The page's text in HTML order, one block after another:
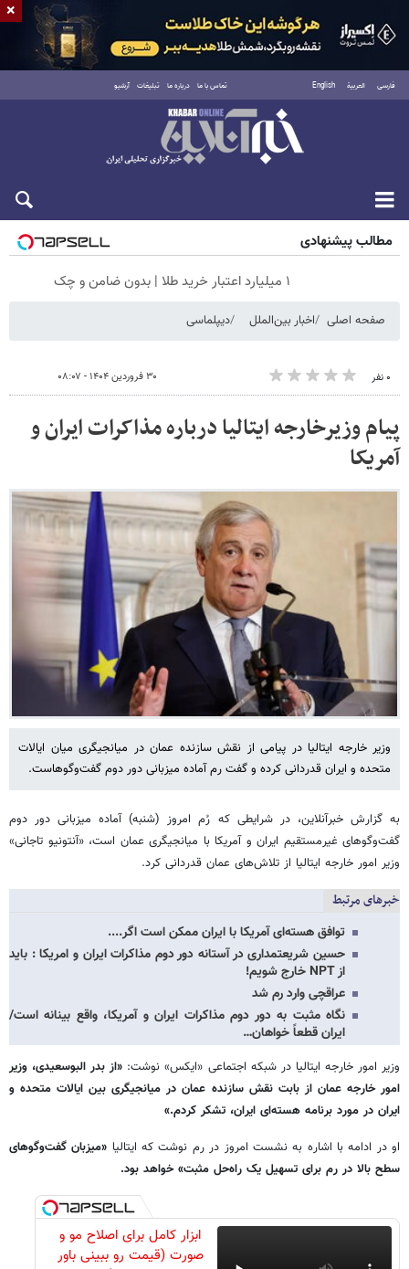
فارسی العربية English تماس با ما درباره ما تبلیغات آرشیو
جمعه ۱۶ مرداد ۱۴۰۵
مطالب پیشنهادی
۱ میلیارد اعتبار خرید طلا | بدون ضامن و چک
صفحه اصلی اخبار بین‌الملل دیپلماسی
۰ نفر ۳۰ فروردین ۱۴۰۴ - ۰۸:۰۷
پیام وزیرخارجه ایتالیا درباره مذاکرات ایران و
آمریکا
وزیر خارجه ایتالیا در پیامی از نقش سازنده عمان در میانجیگری میان ایالات
متحده و ایران قدردانی کرده و گفت رم آماده میزبانی دور دوم گفت‌وگوهاست.
به گزارش خبرآنلاین، در شرایطی که رُم امروز (شنبه) آماده میزبانی دور دوم
گفت‌وگوهای غیرمستقیم ایران و آمریکا با میانجیگری عمان است، «آنتونیو تاجانی»
وزیر امور خارجه ایتالیا از تلاش‌های عمان قدردانی کرد.
خبرهای مرتبط
توافق هسته‌ای آمریکا با ایران ممکن است اگر....
حسین شریعتمداری در آستانه دور دوم مذاکرات ایران و امریکا : باید
از NPT خارج شویم!
عراقچی وارد رم شد
نگاه مثبت به دور دوم مذاکرات ایران و آمریکا، واقع بینانه است/
ایران قطعاً خواهان…
وزیر امور خارجه ایتالیا در شبکه اجتماعی «ایکس» نوشت: «از بدر البوسعیدی، وزیر
امور خارجه عمان از بابت نقش سازنده عمان در میانجیگری بین ایالات متحده و
ایران در مورد برنامه هسته‌ای ایران، تشکر کردم.»
او در ادامه با اشاره به نشست امروز در رم نوشت که ایتالیا «میزبان گفت‌وگوهای
سطح بالا در رم برای تسهیل یک راه‌حل مثبت» خواهد بود.
ابزار کامل برای اصلاح مو و
صورت (قیمت رو ببینی باور
×